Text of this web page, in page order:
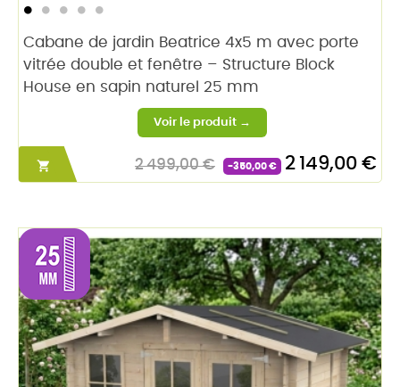
Cabane de jardin Beatrice 4x5 m avec porte
vitrée double et fenêtre – Structure Block
House en sapin naturel 25 mm
 2 499,00 € -350,00 € 2 149,00 €